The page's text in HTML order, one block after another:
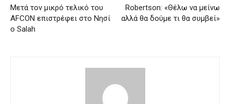
Μετά τον μικρό τελικό του
AFCON επιστρέφει στο Νησί
ο Salah
Robertson: «Θέλω να μείνω
αλλά θα δούμε τι θα συμβεί»